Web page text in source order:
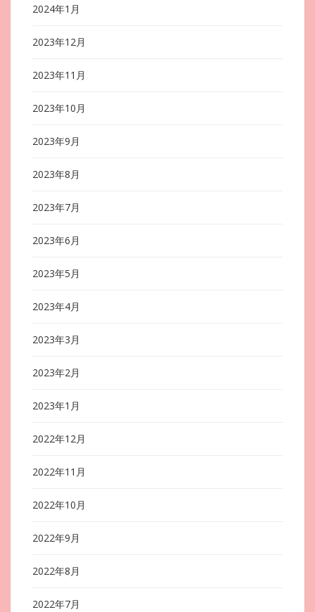
2024年1月
2023年12月
2023年11月
2023年10月
2023年9月
2023年8月
2023年7月
2023年6月
2023年5月
2023年4月
2023年3月
2023年2月
2023年1月
2022年12月
2022年11月
2022年10月
2022年9月
2022年8月
2022年7月